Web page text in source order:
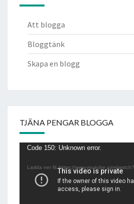
Att blogga
Bloggtänk
Skapa en blogg
TJÄNA PENGAR BLOGGA
Videospelare
Code 150: Unknown error.
Ladda ner fil: https://www.youtube.com/